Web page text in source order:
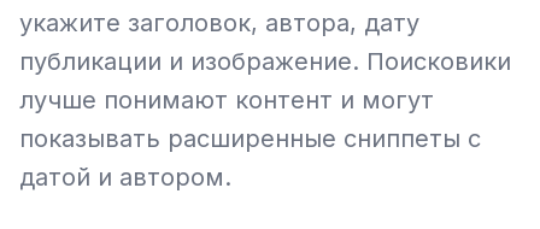
укажите заголовок, автора, дату
публикации и изображение. Поисковики
лучше понимают контент и могут
показывать расширенные сниппеты с
датой и автором.